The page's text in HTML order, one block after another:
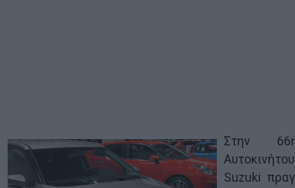
Στην
Suzuki